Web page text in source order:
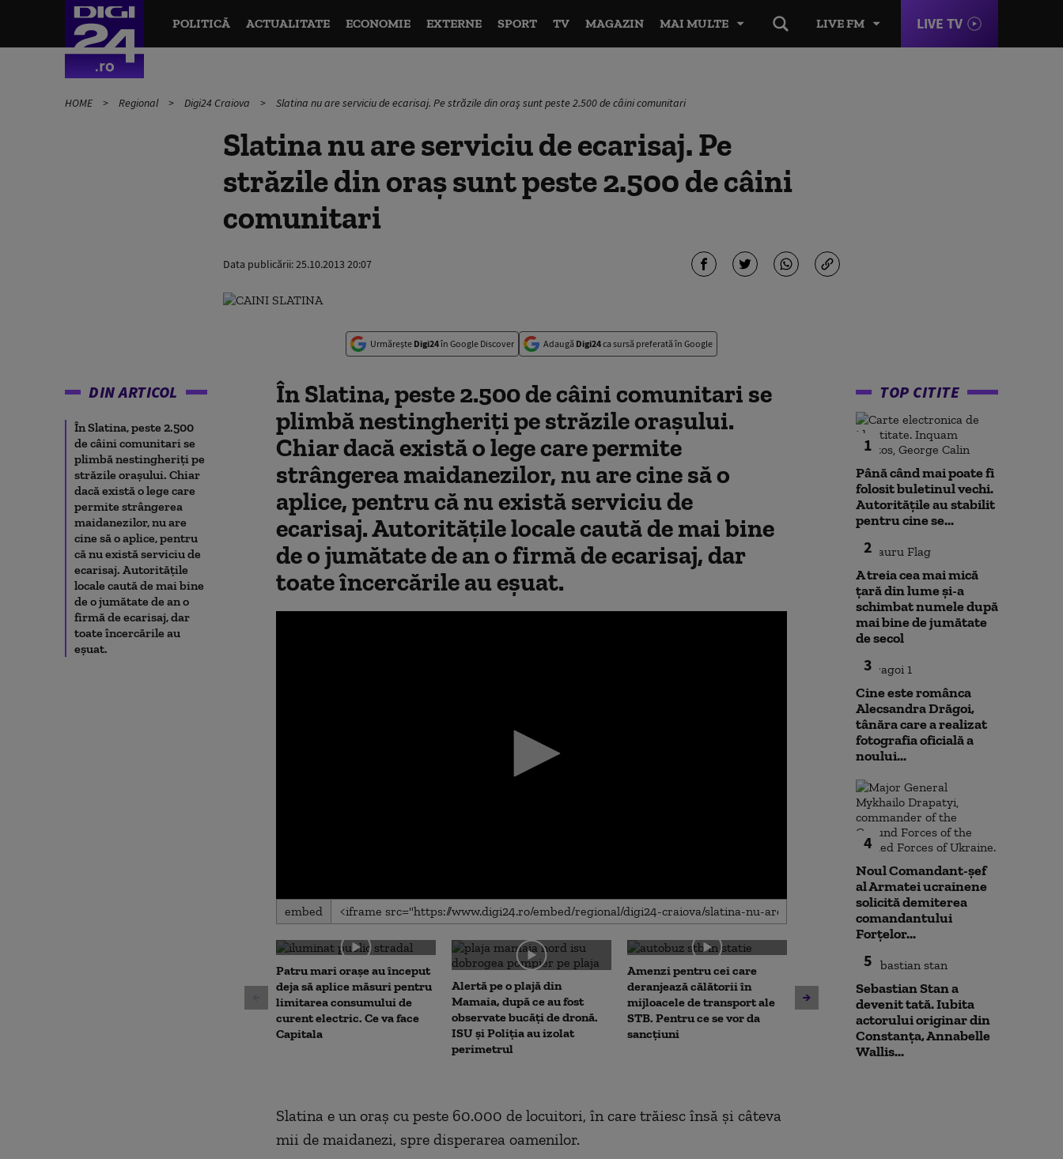
LIVE FM LIVE TV
POLITICĂ ACTUALITATE ECONOMIE EXTERNE SPORT TV MAGAZIN MAI MULTE
HOME Regional Digi24 Craiova Slatina nu are serviciu de ecarisaj. Pe străzile din oraş sunt peste 2.500 de câini comunitari
Slatina nu are serviciu de ecarisaj. Pe
străzile din oraş sunt peste 2.500 de câini
comunitari
Data publicării:25.10.2013 20:07
Urmărește Digi24în Google Discover Adaugă Digi24ca sursă preferată în Google
DIN ARTICOL
În Slatina, peste 2.500
de câini comunitari se
plimbă nestingheriţi pe
străzile oraşului. Chiar
dacă există o lege care
permite strângerea
maidanezilor, nu are
cine să o aplice, pentru
că nu există serviciu de
ecarisaj. Autorităţile
locale caută de mai bine
de o jumătate de an o
firmă de ecarisaj, dar
toate încercările au
eşuat.
În Slatina, peste 2.500 de câini comunitari se
plimbă nestingheriţi pe străzile oraşului.
Chiar dacă există o lege care permite
strângerea maidanezilor, nu are cine să o
aplice, pentru că nu există serviciu de
ecarisaj. Autorităţile locale caută de mai bine
de o jumătate de an o firmă de ecarisaj, dar
toate încercările au eşuat.
0
seconds
0
secondsVolume
90%
embed
Patru mari orașe au început
deja să aplice măsuri pentru
limitarea consumului de
curent electric. Ce va face
Capitala
Alertă pe o plajă din
Mamaia, după ce au fost
observate bucăți de dronă.
ISU și Poliția au izolat
perimetrul
Amenzi pentru cei care
deranjează călătorii în
mijloacele de transport ale
STB. Pentru ce se vor da
sancțiuni
Un asistent medical din SUA
pune la pământ un pacient
violent. Ce nu a știut
bărbatul agresiv atunci când
migranții
Slatina e un oraş cu peste 60.000 de locuitori, în care trăiesc însă şi câteva
mii de maidanezi, spre disperarea oamenilor.
TOP CITITE
1
Până când mai poate fi
folosit buletinul vechi.
Autoritățile au stabilit
pentru cine se...
2
A treia cea mai mică
țară din lume și-a
schimbat numele după
mai bine de jumătate
de secol
3
Cine este românca
Alecsandra Drăgoi,
tânăra care a realizat
fotografia oficială a
noului...
4
Noul Comandant-șef
al Armatei ucrainene
solicită demiterea
comandantului
Forțelor...
5
Sebastian Stan a
devenit tată. Iubita
actorului originar din
Constanța, Annabelle
Wallis...